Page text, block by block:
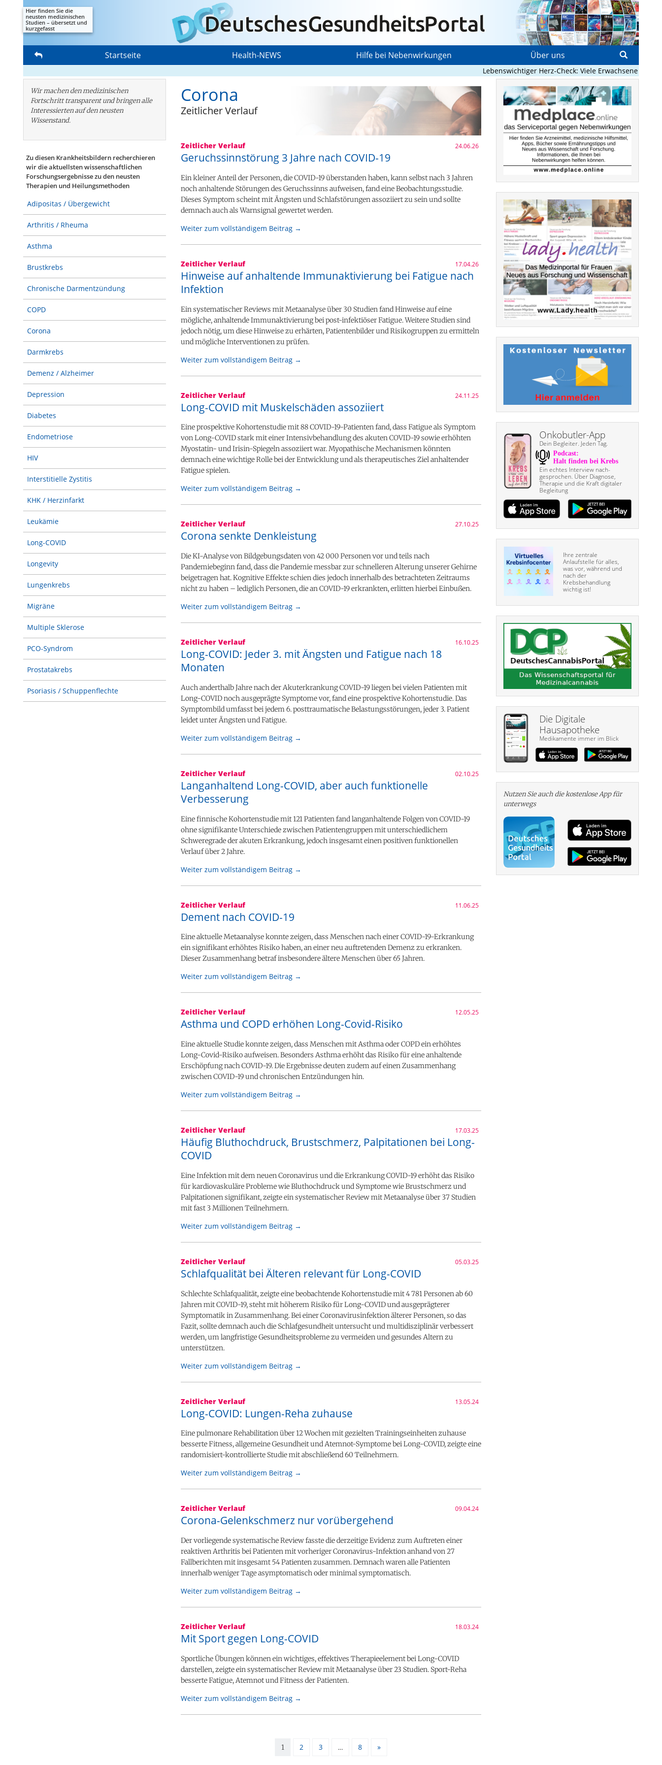
Hier finden Sie die
neusten medizinischen
Studien – übersetzt und
kurzgefasst
Startseite Health-NEWS Hilfe bei Nebenwirkungen Über uns
Lebenswichtiger Herz-Check: Viele Erwachsene mit
Wir machen den medizinischen
Fortschritt transparent und bringen alle
Interessierten auf den neusten
Wissenstand.
Zu diesen Krankheitsbildern recherchieren
wir die aktuellsten wissenschaftlichen
Forschungs­ergebnisse zu den neusten
Therapien und Heilungsmethoden
Adipositas / Übergewicht
Arthritis / Rheuma
Asthma
Brustkrebs
Chronische Darmentzündung
COPD
Corona
Darmkrebs
Demenz / Alzheimer
Depression
Diabetes
Endometriose
HIV
Interstitielle Zystitis
KHK / Herzinfarkt
Leukämie
Long-COVID
Longevity
Lungenkrebs
Migräne
Multiple Sklerose
PCO-Syndrom
Prostatakrebs
Psoriasis / Schuppenflechte
Corona
Zeitlicher Verlauf
Zeitlicher Verlauf 24.06.26
Geruchssinnstörung 3 Jahre nach COVID-19
Ein kleiner Anteil der Personen, die COVID-19 überstanden haben, kann selbst nach 3 Jahren
noch anhaltende Störungen des Geruchssinns aufweisen, fand eine Beobachtungsstudie.
Dieses Symptom scheint mit Ängsten und Schlafstörungen assoziiert zu sein und sollte
demnach auch als Warnsignal gewertet werden.
Weiter zum vollständigem Beitrag →
Zeitlicher Verlauf 17.04.26
Hinweise auf anhaltende Immunaktivierung bei Fatigue nach
Infektion
Ein systematischer Reviews mit Metaanalyse über 30 Studien fand Hinweise auf eine
mögliche, anhaltende Immunaktivierung bei post-infektiöser Fatigue. Weitere Studien sind
jedoch nötig, um diese Hinweise zu erhärten, Patientenbilder und Risikogruppen zu ermitteln
und mögliche Interventionen zu prüfen.
Weiter zum vollständigem Beitrag →
Zeitlicher Verlauf 24.11.25
Long-COVID mit Muskelschäden assoziiert
Eine prospektive Kohortenstudie mit 88 COVID-19-Patienten fand, dass Fatigue als Symptom
von Long-COVID stark mit einer Intensivbehandlung des akuten COVID-19 sowie erhöhten
Myostatin- und Irisin-Spiegeln assoziiert war. Myopathische Mechanismen könnten
demnach eine wichtige Rolle bei der Entwicklung und als therapeutisches Ziel anhaltender
Fatigue spielen.
Weiter zum vollständigem Beitrag →
Zeitlicher Verlauf 27.10.25
Corona senkte Denkleistung
Die KI-Analyse von Bildgebungsdaten von 42 000 Personen vor und teils nach
Pandemiebeginn fand, dass die Pandemie messbar zur schnelleren Alterung unserer Gehirne
beigetragen hat. Kognitive Effekte schien dies jedoch innerhalb des betrachteten Zeitraums
nicht zu haben – lediglich Personen, die an COVID-19 erkrankten, erlitten hierbei Einbußen.
Weiter zum vollständigem Beitrag →
Zeitlicher Verlauf 16.10.25
Long-COVID: Jeder 3. mit Ängsten und Fatigue nach 18
Monaten
Auch anderthalb Jahre nach der Akuterkrankung COVID-19 liegen bei vielen Patienten mit
Long-COVID noch ausgeprägte Symptome vor, fand eine prospektive Kohortenstudie. Das
Symptombild umfasst bei jedem 6. posttraumatische Belastungsstörungen, jeder 3. Patient
leidet unter Ängsten und Fatigue.
Weiter zum vollständigem Beitrag →
Zeitlicher Verlauf 02.10.25
Langanhaltend Long-COVID, aber auch funktionelle
Verbesserung
Eine finnische Kohortenstudie mit 121 Patienten fand langanhaltende Folgen von COVID-19
ohne signifikante Unterschiede zwischen Patientengruppen mit unterschiedlichem
Schweregrade der akuten Erkrankung, jedoch insgesamt einen positiven funktionellen
Verlauf über 2 Jahre.
Weiter zum vollständigem Beitrag →
Zeitlicher Verlauf 11.06.25
Dement nach COVID-19
Eine aktuelle Metaanalyse konnte zeigen, dass Menschen nach einer COVID-19-Erkrankung
ein signifikant erhöhtes Risiko haben, an einer neu auftretenden Demenz zu erkranken.
Dieser Zusammenhang betraf insbesondere ältere Menschen über 65 Jahren.
Weiter zum vollständigem Beitrag →
Zeitlicher Verlauf 12.05.25
Asthma und COPD erhöhen Long-Covid-Risiko
Eine aktuelle Studie konnte zeigen, dass Menschen mit Asthma oder COPD ein erhöhtes
Long-Covid-Risiko aufweisen. Besonders Asthma erhöht das Risiko für eine anhaltende
Erschöpfung nach COVID-19. Die Ergebnisse deuten zudem auf einen Zusammenhang
zwischen COVID-19 und chronischen Entzündungen hin.
Weiter zum vollständigem Beitrag →
Zeitlicher Verlauf 17.03.25
Häufig Bluthochdruck, Brustschmerz, Palpitationen bei Long-
COVID
Eine Infektion mit dem neuen Coronavirus und die Erkrankung COVID-19 erhöht das Risiko
für kardiovaskuläre Probleme wie Bluthochdruck und Symptome wie Brustschmerz und
Palpitationen signifikant, zeigte ein systematischer Review mit Metaanalyse über 37 Studien
mit fast 3 Millionen Teilnehmern.
Weiter zum vollständigem Beitrag →
Zeitlicher Verlauf 05.03.25
Schlafqualität bei Älteren relevant für Long-COVID
Schlechte Schlafqualität, zeigte eine beobachtende Kohortenstudie mit 4 781 Personen ab 60
Jahren mit COVID-19, steht mit höherem Risiko für Long-COVID und ausgeprägterer
Symptomatik in Zusammenhang. Bei einer Coronavirusinfektion älterer Personen, so das
Fazit, sollte demnach auch die Schlafgesundheit untersucht und multidisziplinär verbessert
werden, um langfristige Gesundheitsprobleme zu vermeiden und gesundes Altern zu
unterstützen.
Weiter zum vollständigem Beitrag →
Zeitlicher Verlauf 13.05.24
Long-COVID: Lungen-Reha zuhause
Eine pulmonare Rehabilitation über 12 Wochen mit gezielten Trainingseinheiten zuhause
besserte Fitness, allgemeine Gesundheit und Atemnot-Symptome bei Long-COVID, zeigte eine
randomisiert-kontrollierte Studie mit abschließend 60 Teilnehmern.
Weiter zum vollständigem Beitrag →
Zeitlicher Verlauf 09.04.24
Corona-Gelenkschmerz nur vorübergehend
Der vorliegende systematische Review fasste die derzeitige Evidenz zum Auftreten einer
reaktiven Arthritis bei Patienten mit vorheriger Coronavirus-Infektion anhand von 27
Fallberichten mit insgesamt 54 Patienten zusammen. Demnach waren alle Patienten
innerhalb weniger Tage asymptomatisch oder minimal symptomatisch.
Weiter zum vollständigem Beitrag →
Zeitlicher Verlauf 18.03.24
Mit Sport gegen Long-COVID
Sportliche Übungen können ein wichtiges, effektives Therapieelement bei Long-COVID
darstellen, zeigte ein systematischer Review mit Metaanalyse über 23 Studien. Sport-Reha
besserte Fatigue, Atemnot und Fitness der Patienten.
Weiter zum vollständigem Beitrag →
1 2 3 … 8 »
Onkobutler-App
Dein Begleiter. Jeden Tag.
Ein echtes Interview nach­
gesprochen. Über Diagnose,
Therapie und die Kraft digitaler
Begleitung
Ihre zentrale
Anlaufstelle für alles,
was vor, während und
nach der
Krebsbehandlung
wichtig ist!
Die Digitale
Hausapotheke
Medikamente immer im Blick
Nutzen Sie auch die kosten­lose App für
unterwegs